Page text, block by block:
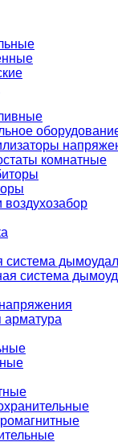
комнатные
система
система
арматура